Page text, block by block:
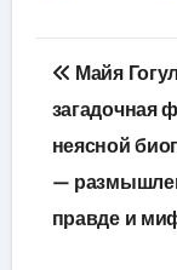
по
Майя
загадочная
неясной
—
правде и